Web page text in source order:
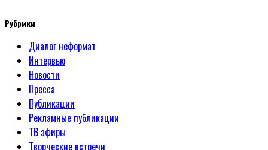
Рубрики
Диалог неформат
Интервью
Новости
Пресса
Публикации
Рекламные публикации
ТВ эфиры
Творческие встречи